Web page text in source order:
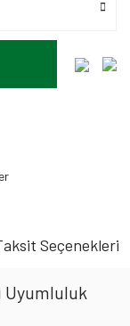
Seçenekleri
Uyumluluk